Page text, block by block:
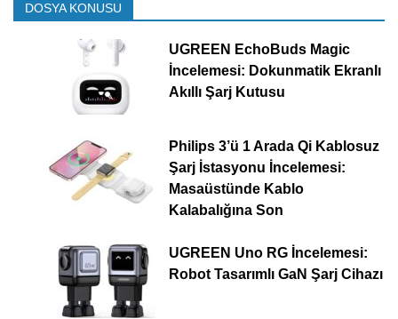
DOSYA KONUSU
UGREEN EchoBuds Magic
İncelemesi: Dokunmatik Ekranlı
Akıllı Şarj Kutusu
Philips 3’ü 1 Arada Qi Kablosuz
Şarj İstasyonu İncelemesi:
Masaüstünde Kablo
Kalabalığına Son
UGREEN Uno RG İncelemesi:
Robot Tasarımlı GaN Şarj Cihazı